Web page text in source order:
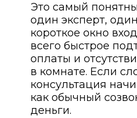
Это самый
один эксперт,
короткое окно
всего быстрое
оплаты и
в комнате. Если
консультация
как обычный
деньги.